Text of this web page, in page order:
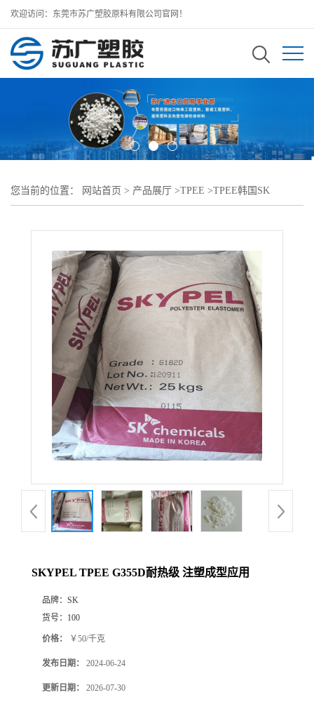
欢迎访问：东莞市苏广塑胶原料有限公司官网！
您当前的位置： 网站首页 > 产品展厅 >TPEE >TPEE韩国SK
SKYPEL TPEE G355D耐热级 注塑成型应用
品牌： SK
货号： 100
价格： ￥50/千克
发布日期： 2024-06-24
更新日期： 2026-07-30